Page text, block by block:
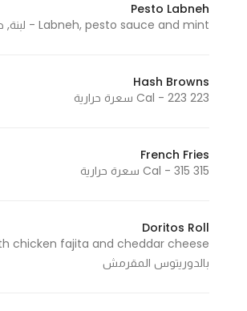
Pesto Labneh
Labneh, pesto sauce and mint - لبنة, صوص البيستو ونعناع 230 Cal - 230 سعرة حرارية
Hash Browns
223 Cal - 223 سعرة حرارية
French Fries
315 Cal - 315 سعرة حرارية
Doritos Roll
بالدوريتوس المقرمش